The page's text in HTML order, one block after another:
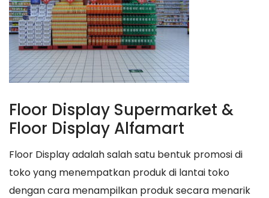
Floor Display Supermarket &
Floor Display Alfamart
Floor Display adalah salah satu bentuk promosi di
toko yang menempatkan produk di lantai toko
dengan cara menampilkan produk secara menarik